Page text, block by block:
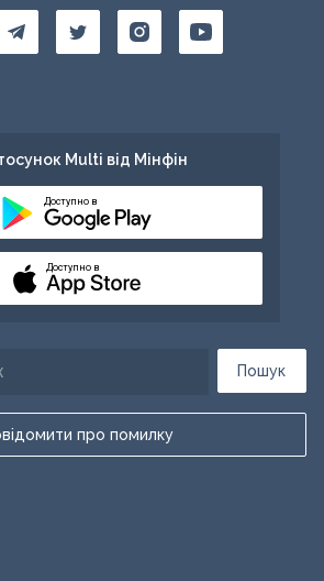
Пошук
про помилку
Multi від Мінфін
Доступно в
Доступно в